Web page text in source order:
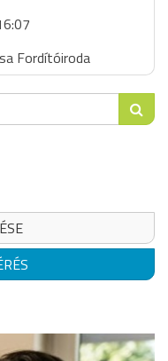
Fordítóiroda